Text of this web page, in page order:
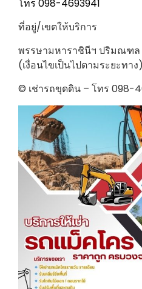
โทร 098-4693941
ที่อยู่/เขตให้บริการ
พรรษามหาราชินีฯ ปริมณฑล
(เงื่อนไขเป็นไปตามระยะทาง)
© เช่ารถขุดดิน – โทร 098-